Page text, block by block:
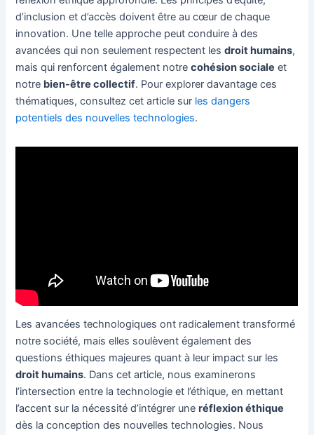
d’inclusion et d’accès doivent être au cœur de chaque
innovation. Une telle approche peut conduire à des
avancées qui non seulement respectent lesdroit humains,
mais qui renforcent également notrecohésion sociale et
notre bien-être collectif. Pour explorer davantage ces
thématiques, consultez cet article sur les dangers
potentiels des nouvelles technologies.
Les avancées technologiques ont radicalement transformé
notre société, mais elles soulèvent également des
questions éthiques majeures quant à leur impact sur les
droit humains. Dans cet article, nous examinerons
l’intersection entre la technologie et l’éthique, en mettant
l’accent sur la nécessité d’intégrer uneréflexion éthique
dès la conception des nouvelles technologies. Nous